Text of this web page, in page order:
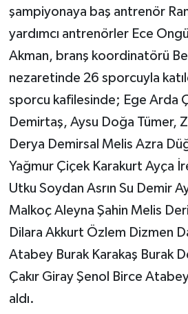
şampiyonaya baş antrenör
yardımcı antrenörler Ece
Akman, branş koordinatörü
nezaretinde 26 sporcuyla
sporcu kafilesinde; Ege Arda
Demirtaş, Aysu Doğa Tümer,
Derya Demirsal Melis Azra
Yağmur Çiçek Karakurt Ayça
Utku Soydan Asrın Su Demir
Malkoç Aleyna Şahin Melis
Dilara Akkurt Özlem Dizmen
Atabey Burak Karakaş Burak
Çakır Giray Şenol Birce
aldı.